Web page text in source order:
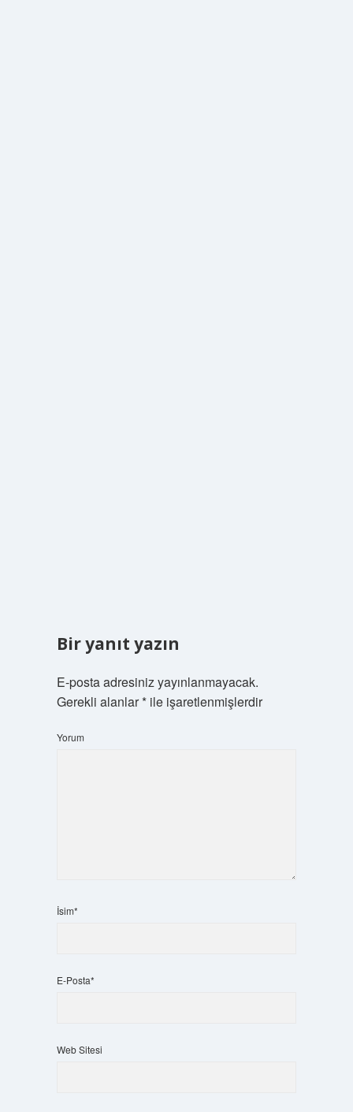
Bir yanıt yazın
E-posta adresiniz yayınlanmayacak.
Gerekli alanlar*ile işaretlenmişlerdir
Yorum
İsim*
E-Posta*
Web Sitesi